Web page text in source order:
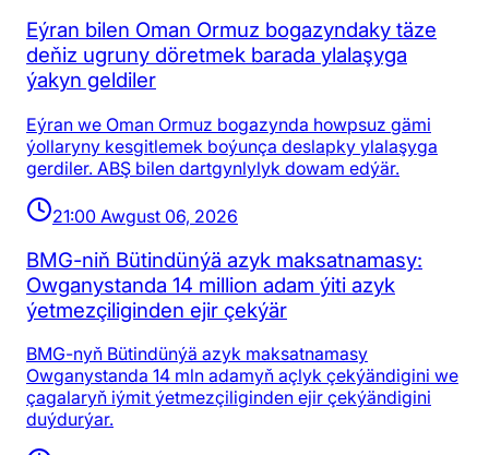
Eýran bilen Oman Ormuz bogazyndaky täze
deňiz ugruny döretmek barada ylalaşyga
ýakyn geldiler
Eýran we Oman Ormuz bogazynda howpsuz gämi
ýollaryny kesgitlemek boýunça deslapky ylalaşyga
gerdiler. ABŞ bilen dartgynlylyk dowam edýär.
21:00 Awgust 06, 2026
BMG-niň Bütindünýä azyk maksatnamasy:
Owganystanda 14 million adam ýiti azyk
ýetmezçiliginden ejir çekýär
BMG-nyň Bütindünýä azyk maksatnamasy
Owganystanda 14 mln adamyň açlyk çekýändigini we
çagalaryň iýmit ýetmezçiliginden ejir çekýändigini
duýdurýar.